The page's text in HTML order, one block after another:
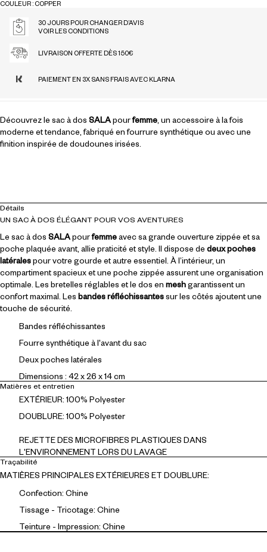
COULEUR : COPPER
30 JOURS POUR CHANGER D’AVIS
VOIR LES CONDITIONS
LIVRAISON OFFERTE DÈS 150€
PAIEMENT EN 3X SANS FRAIS AVEC KLARNA
Découvrez le sac à dos SALApourfemme , un accessoire à la fois
moderne et tendance, fabriqué en fourrure synthétique ou avec une
finition inspirée de doudounes irisées.
Détails
UN SAC À DOS ÉLÉGANT POUR VOS AVENTURES
Le sac à dos SALApourfemmeavec sa grande ouverture zippée et sa
poche plaquée avant, allie praticité et style. Il dispose de deux poches
latéralespour votre gourde et autre essentiel. À l’intérieur, un
compartiment spacieux et une poche zippée assurent une organisation
optimale. Les bretelles réglables et le dos en meshgarantissent un
confort maximal. Les bandes réfléchissantessur les côtés ajoutent une
touche de sécurité.
Bandes réfléchissantes
Fourre synthétique à l'avant du sac
Deux poches latérales
Dimensions : 42 x 26 x 14 cm
Matières et entretien
EXTÉRIEUR: 100% Polyester
DOUBLURE: 100% Polyester
REJETTE DES MICROFIBRES PLASTIQUES DANS
L'ENVIRONNEMENT LORS DU LAVAGE
Traçabilité
MATIÈRES PRINCIPALES EXTÉRIEURES ET DOUBLURE:
Confection: Chine
Tissage - Tricotage: Chine
Teinture - Impression: Chine